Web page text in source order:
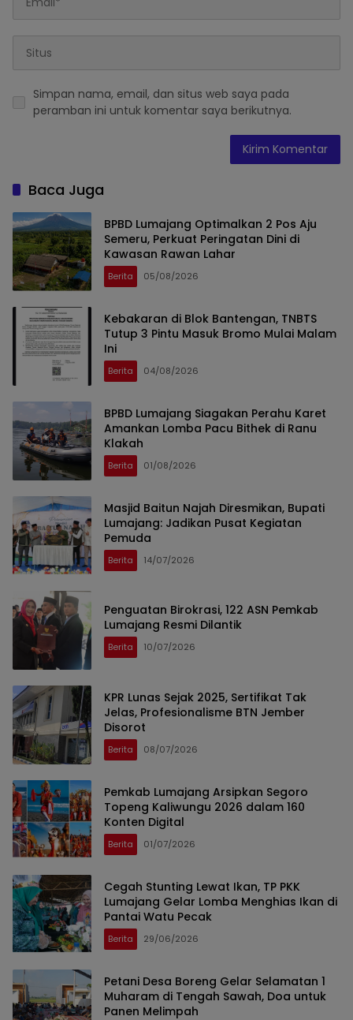
Simpan nama, email, dan situs web saya pada
peramban ini untuk komentar saya berikutnya.
Baca Juga
BPBD Lumajang Optimalkan 2 Pos Aju
Semeru, Perkuat Peringatan Dini di
Kawasan Rawan Lahar
Berita 05/08/2026
Kebakaran di Blok Bantengan, TNBTS
Tutup 3 Pintu Masuk Bromo Mulai Malam
Ini
Berita 04/08/2026
BPBD Lumajang Siagakan Perahu Karet
Amankan Lomba Pacu Bithek di Ranu
Klakah
Berita 01/08/2026
Masjid Baitun Najah Diresmikan, Bupati
Lumajang: Jadikan Pusat Kegiatan
Pemuda
Berita 14/07/2026
Penguatan Birokrasi, 122 ASN Pemkab
Lumajang Resmi Dilantik
Berita 10/07/2026
KPR Lunas Sejak 2025, Sertifikat Tak
Jelas, Profesionalisme BTN Jember
Disorot
Berita 08/07/2026
Pemkab Lumajang Arsipkan Segoro
Topeng Kaliwungu 2026 dalam 160
Konten Digital
Berita 01/07/2026
Cegah Stunting Lewat Ikan, TP PKK
Lumajang Gelar Lomba Menghias Ikan di
Pantai Watu Pecak
Berita 29/06/2026
Petani Desa Boreng Gelar Selamatan 1
Muharam di Tengah Sawah, Doa untuk
Panen Melimpah